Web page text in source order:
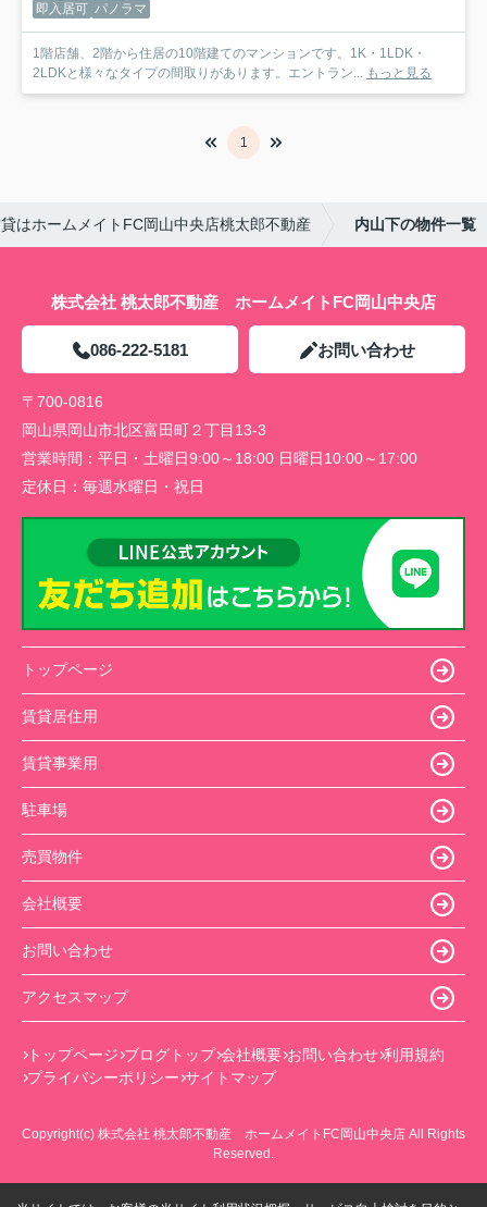
即入居可 パノラマ
1階店舗、2階から住居の10階建てのマンションです。1K・1LDK・
2LDKと様々なタイプの間取りがあります。エントラン... もっと見る
1
はホームメイトFC岡山中央店桃太郎不動産 内山下の物件一覧
株式会社 桃太郎不動産 ホームメイトFC岡山中央店
086-222-5181 お問い合わせ
〒700-0816
岡山県岡山市北区富田町２丁目13-3
営業時間： 平日・土曜日9:00～18:00 日曜日10:00～17:00
定休日： 毎週水曜日・祝日
トップページ
賃貸居住用
賃貸事業用
駐車場
売買物件
会社概要
お問い合わせ
アクセスマップ
トップページ ブログトップ 会社概要 お問い合わせ 利用規約
プライバシーポリシー サイトマップ
Copyright(c) 株式会社 桃太郎不動産 ホームメイトFC岡山中央店 All Rights
Reserved.